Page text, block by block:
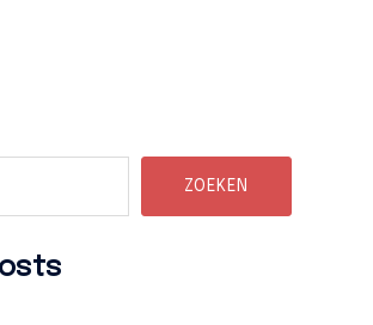
ZOEKEN